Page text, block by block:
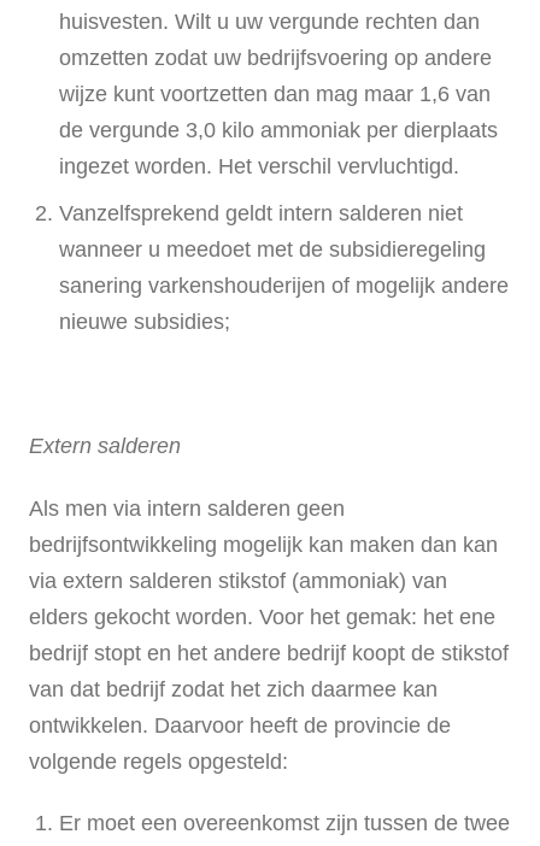
huisvesten. Wilt u uw vergunde rechten dan
omzetten zodat uw bedrijfsvoering op andere
wijze kunt voortzetten dan mag maar 1,6 van
de vergunde 3,0 kilo ammoniak per dierplaats
ingezet worden. Het verschil vervluchtigd.
Vanzelfsprekend geldt intern salderen niet
wanneer u meedoet met de subsidieregeling
sanering varkenshouderijen of mogelijk andere
nieuwe subsidies;
Extern salderen
Als men via intern salderen geen
bedrijfsontwikkeling mogelijk kan maken dan kan
via extern salderen stikstof (ammoniak) van
elders gekocht worden. Voor het gemak: het ene
bedrijf stopt en het andere bedrijf koopt de stikstof
van dat bedrijf zodat het zich daarmee kan
ontwikkelen. Daarvoor heeft de provincie de
volgende regels opgesteld:
Er moet een overeenkomst zijn tussen de twee